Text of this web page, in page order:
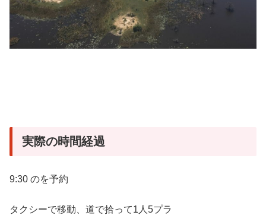
実際の時間経過
9:30 のを予約
タクシーで移動、道で拾って1人5プラ